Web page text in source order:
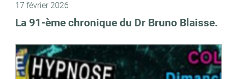
17 février 2026
La 91-ème chronique du Dr Bruno Blaisse.